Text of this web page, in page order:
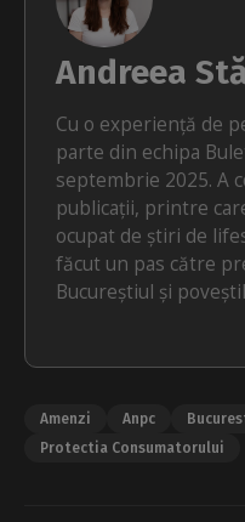
Andreea
Cu o experiență de
parte din echipa
septembrie 2025. A
publicații, printre
ocupat de știri de
făcut un pas către
Bucureștiul și
Amenzi Anpc
Protectia Consumatorului